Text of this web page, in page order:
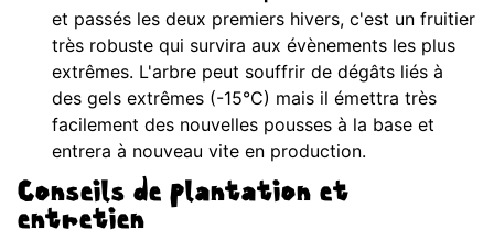
et passés les deux premiers hivers, c'est un fruitier
très robuste qui survira aux évènements les plus
extrêmes. L'arbre peut souffrir de dégâts liés à
des gels extrêmes (-15°C) mais il émettra très
facilement des nouvelles pousses à la base et
entrera à nouveau vite en production.
Conseils de plantation et
entretien